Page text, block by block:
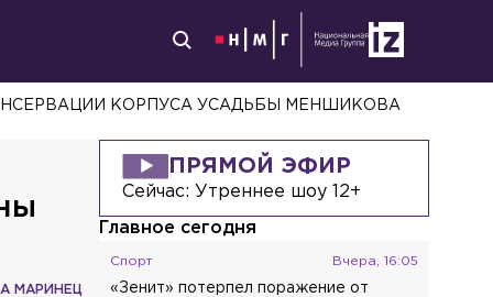
КОРПУСА УСАДЬБЫ МЕНШИКОВА
МАРИНЕЦ
ПРЯМОЙ ЭФИР
Сейчас: Утреннее шоу 12+
Главное сегодня
Спорт Вчера, 16:05
«Зенит» потерпел поражение от